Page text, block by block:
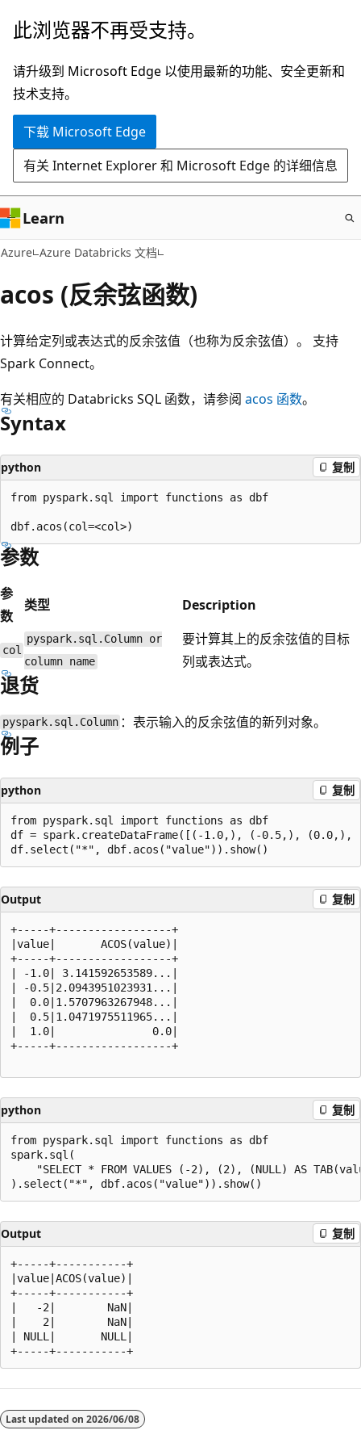
跳
主
要
内
此浏览器不再受支持。
请升级到 Microsoft Edge 以使用最新的功能、安全更新和
技术支持。
下载 Microsoft Edge
有关 Internet Explorer 和 Microsoft Edge 的详细信息
Learn
Azure Azure Databricks 文档
acos (反余弦函数)
计算给定列或表达式的反余弦值（也称为反余弦值）。 支持
Spark Connect。
有关相应的 Databricks SQL 函数，请参阅 acos 函数。
Syntax
python 复制
from pyspark.sql import functions as dbf
参数
参
数
类型 Description
col
pyspark.sql.Column or
column name
要计算其上的反余弦值的目标
列或表达式。
退货
pyspark.sql.Column ：表示输入的反余弦值的新列对象。
例子
python 复制
from pyspark.sql import functions as dbf
df = spark.createDataFrame([(-1.0,), (-0.5,),
Output 复制
+-----+------------------+
|value|       ACOS(value)|
+-----+------------------+
| -1.0| 3.141592653589...|
| -0.5|2.0943951023931...|
|  0.0|1.5707963267948...|
|  0.5|1.0471975511965...|
|  1.0|               0.0|
+-----+------------------+
python 复制
from pyspark.sql import functions as dbf
spark.sql(
"SELECT * FROM VALUES (-2), (2), (NULL) AS
Output 复制
+-----+-----------+
|value|ACOS(value)|
+-----+-----------+
|   -2|        NaN|
|    2|        NaN|
| NULL|       NULL|
模Last updated on 2026/06/08